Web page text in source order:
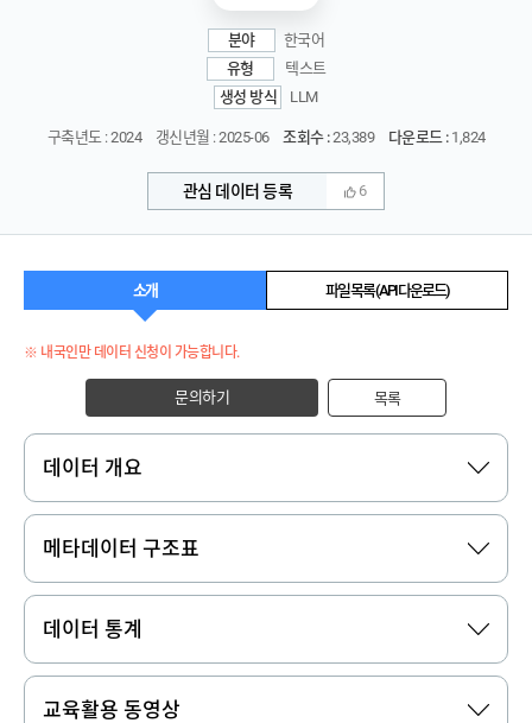
분야
한국어
유형
텍스트
생성 방식
LLM
구축년도 : 2024 갱신년월 : 2025-06 조회수 :23,389 다운로드 :1,824
관심 데이터 등록 6
소개 파일 목록 (API 다운로드)
※ 내국인만 데이터 신청이 가능합니다.
문의하기 목록
데이터 개요
메타데이터 구조표
데이터 통계
교육활용 동영상